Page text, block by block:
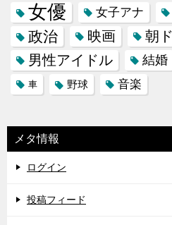
女優 女子アナ
政治 映画 朝
男性アイドル 結婚
車 野球 音楽
メタ情報
ログイン
投稿フィード